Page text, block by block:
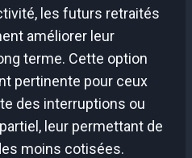
les futurs retraités
améliorer leur
terme. Cette option
pertinente pour ceux
des interruptions ou
leur permettant de
moins cotisées.